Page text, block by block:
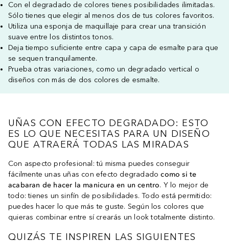
Con el degradado de colores tienes posibilidades ilimitadas.
Sólo tienes que elegir al menos dos de tus colores favoritos.
Utiliza una esponja de maquillaje para crear una transición
suave entre los distintos tonos.
Deja tiempo suficiente entre capa y capa de esmalte para que
se sequen tranquilamente.
Prueba otras variaciones, como un degradado vertical o
diseños con más de dos colores de esmalte.
UÑAS CON EFECTO DEGRADADO: ESTO
ES LO QUE NECESITAS PARA UN DISEÑO
QUE ATRAERÁ TODAS LAS MIRADAS
Con aspecto profesional: tú misma puedes conseguir
fácilmente unas uñas con efecto degradadocomo si te
acabaran de hacer la manicura en un centro. Y lo mejor de
todo: tienes un sinfín de posibilidades. Todo está permitido:
puedes hacer lo que más te guste. Según los colores que
quieras combinar entre sí crearás un look totalmente distinto.
QUIZÁS TE INSPIREN LAS SIGUIENTES